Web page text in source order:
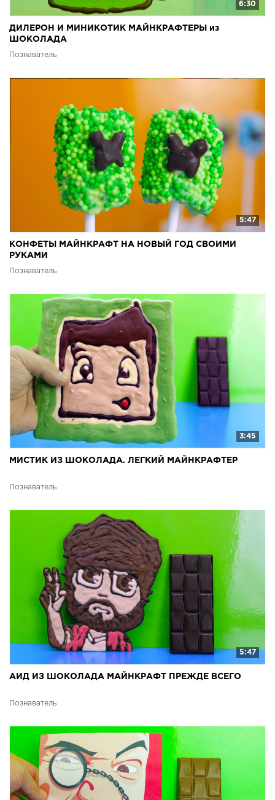
6:30
ДИЛЕРОН И МИНИКОТИК МАЙНКРАФТЕРЫ из
ШОКОЛАДА
Познаватель
5:47
КОНФЕТЫ МАЙНКРАФТ НА НОВЫЙ ГОД СВОИМИ
РУКАМИ
Познаватель
3:45
МИСТИК ИЗ ШОКОЛАДА. ЛЕГКИЙ МАЙНКРАФТЕР
Познаватель
5:47
АИД ИЗ ШОКОЛАДА МАЙНКРАФТ ПРЕЖДЕ ВСЕГО
Познаватель